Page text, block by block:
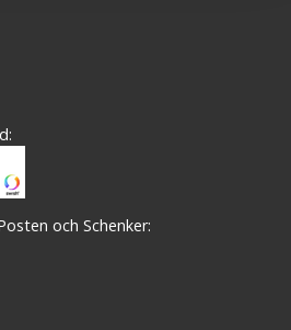
och Schenker: